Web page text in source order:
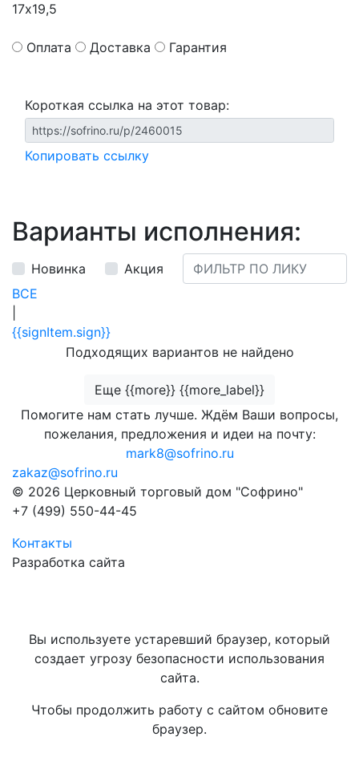
17х19,5
Оплата Доставка Гарантия
Короткая ссылка на этот товар:
Копировать ссылку
Варианты исполнения:
Новинка
Акция
ВСЕ
{{signItem.sign}}
Подходящих вариантов не найдено
Еще {{more}} {{more_label}}
Помогите нам стать лучше. Ждём Ваши вопросы,
пожелания, предложения и идеи на почту:
mark8@sofrino.ru
zakaz@sofrino.ru
© 2026 Церковный торговый дом "Софрино"
+7 (499) 550-44-45
Контакты
Разработка сайта
Вы используете устаревший браузер, который
создает угрозу безопасности использования
сайта.
Чтобы продолжить работу с сайтом обновите
браузер.